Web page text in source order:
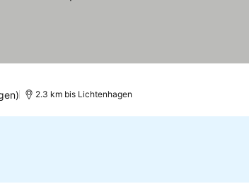
2.3 km bis Lichtenhagen